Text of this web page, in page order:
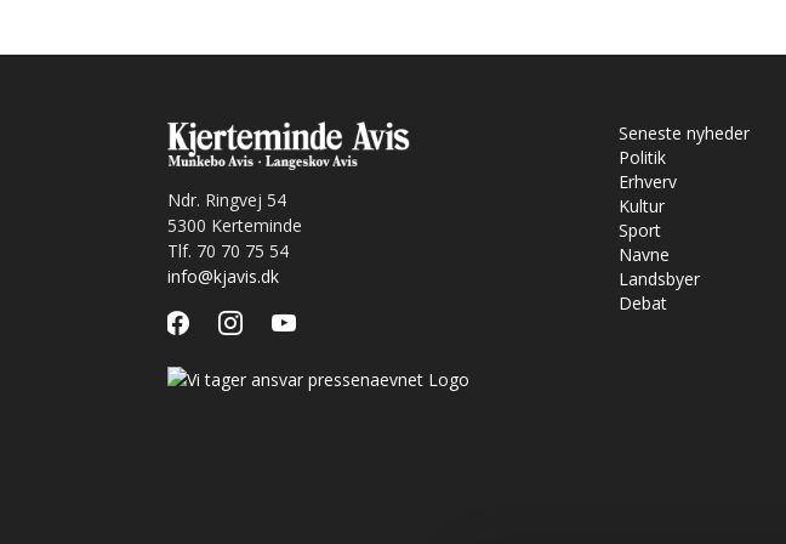
Ndr. Ringvej 54
5300 Kerteminde
Tlf. 70 70 75 54
info@kjavis.dk
facebookinstagramyoutube
Seneste nyheder
Politik
Erhverv
Kultur
Sport
Navne
Landsbyer
Debat